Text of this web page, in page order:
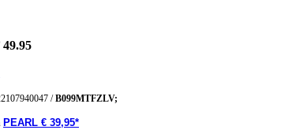
/B099MTFZLV;
PEARL € 39,95*